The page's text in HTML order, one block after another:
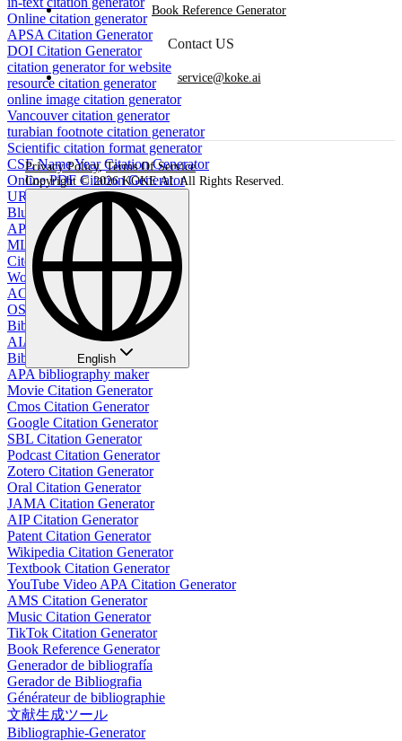
Online citation generator
APSA Citation Generator
DOI Citation Generator
citation generator for website
resource citation generator
online image citation generator
Vancouver citation generator
turabian footnote citation generator
Scientific citation format generator
CSE Name Year Citation Generator
Online PDF Citation Generator
URL to APA Citation
Bluebook Citation Generator
APA Style Table Generator
MLA Bibliography Generator
Cite Sources Generator
Works Cited Page Generator
ACM Citation Generator
OSCOLA Citation Generator
Bibliography generator
AIAA Citation Generator
BibTeX Citation Generator
APA bibliography maker
Movie Citation Generator
Cmos Citation Generator
Google Citation Generator
SBL Citation Generator
Podcast Citation Generator
Zotero Citation Generator
Oral Citation Generator
JAMA Citation Generator
AIP Citation Generator
Patent Citation Generator
Wikipedia Citation Generator
Textbook Citation Generator
YouTube Video APA Citation Generator
AMS Citation Generator
Music Citation Generator
TikTok Citation Generator
Book Reference Generator
Generador de bibliografía
Gerador de Bibliografia
Générateur de bibliographie
文献生成ツール
Bibliographie-Generator
Book Reference Generator
Contact US
service@koke.ai
Privacy Policy,Terms Of Service
Copyright © 2026 KOKE AI. All Rights Reserved.
English